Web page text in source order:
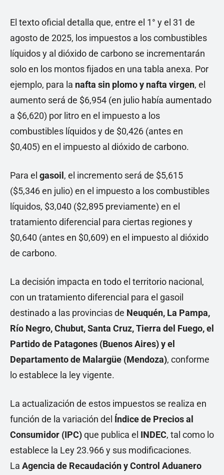
El texto oficial detalla que, entre el 1° y el 31 de
agosto de 2025, los impuestos a los combustibles
líquidos y al dióxido de carbono se incrementarán
solo en los montos fijados en una tabla anexa. Por
ejemplo, para la nafta sin plomo y nafta virgen, el
aumento será de $6,954 (en julio había aumentado
a $6,620) por litro en el impuesto a los
combustibles líquidos y de $0,426 (antes en
$0,405) en el impuesto al dióxido de carbono.
Para el gasoil, el incremento será de $5,615
($5,346 en julio) en el impuesto a los combustibles
líquidos, $3,040 ($2,895 previamente) en el
tratamiento diferencial para ciertas regiones y
$0,640 (antes en $0,609) en el impuesto al dióxido
de carbono.
La decisión impacta en todo el territorio nacional,
con un tratamiento diferencial para el gasoil
destinado a las provincias de Neuquén, La Pampa,
Río Negro, Chubut, Santa Cruz, Tierra del Fuego, el
Partido de Patagones (Buenos Aires) y el
Departamento de Malargüe (Mendoza), conforme
lo establece la ley vigente.
La actualización de estos impuestos se realiza en
función de la variación del Índice de Precios al
Consumidor (IPC)que publica el INDEC, tal como lo
establece la Ley 23.966 y sus modificaciones.
La Agencia de Recaudación y Control Aduanero